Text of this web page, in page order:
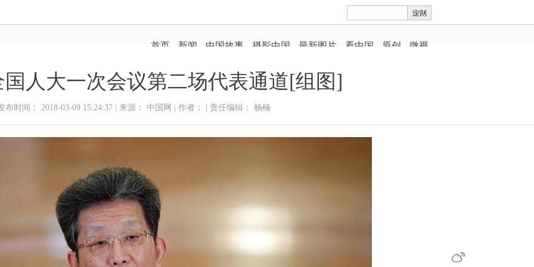
人大一次会议第二场代表通道[组图]
布时间： 2018-03-09 15:24:37 | 来源： 中国网 | 作者： | 责任编辑： 杨楠